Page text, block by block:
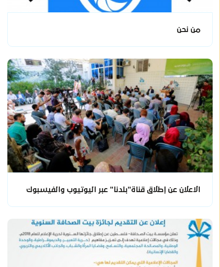
من نحن
الاعلان عن إطلاق قناة"بلدنا" عبر اليوتيوب والفيسبوك